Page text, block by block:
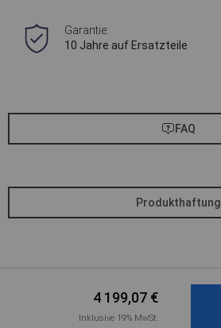
Garantie:
10 Jahre auf Ersatzteile
FAQ
Produkthaftung
4 199,07 €
Inklusive 19% MwSt.